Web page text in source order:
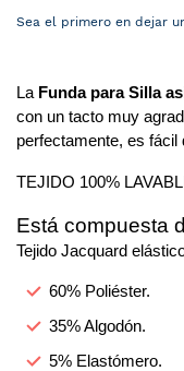
Sea el primero en dejar
La Funda para Silla
con un tacto muy
perfectamente, es fácil
TEJIDO 100%
Está compuesta
Tejido Jacquard
60% Poliéster.
35% Algodón.
5% Elastómero.